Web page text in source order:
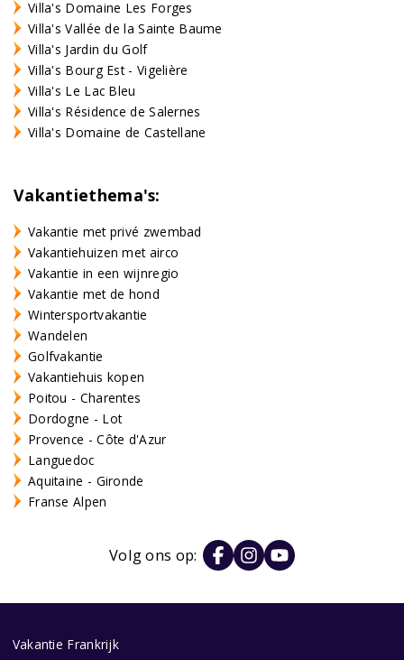
Villa's Domaine Les Forges
Villa's Vallée de la Sainte Baume
Villa's Jardin du Golf
Villa's Bourg Est - Vigelière
Villa's Le Lac Bleu
Villa's Résidence de Salernes
Villa's Domaine de Castellane
Vakantiethema's:
Vakantie met privé zwembad
Vakantiehuizen met airco
Vakantie in een wijnregio
Vakantie met de hond
Wintersportvakantie
Wandelen
Golfvakantie
Vakantiehuis kopen
Poitou - Charentes
Dordogne - Lot
Provence - Côte d'Azur
Languedoc
Aquitaine - Gironde
Franse Alpen
Volg ons op:
Vakantie Frankrijk